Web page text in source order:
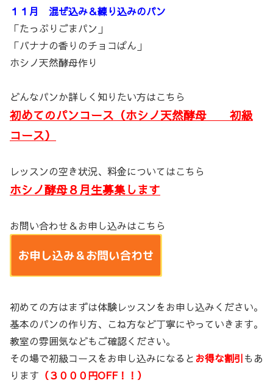
１１月 混ぜ込み＆練り込みのパン
「たっぷりごまパン」
「バナナの香りのチョコぱん」
ホシノ天然酵母作り
どんなパンか詳しく知りたい方はこちら
初めてのパンコース（ホシノ天然酵母 初級
コース）
レッスンの空き状況、料金についてはこちら
ホシノ酵母８月生募集します
お問い合わせ＆お申し込みはこちら
初めての方はまずは体験レッスンをお申し込みください。
基本のパンの作り方、こね方など丁寧にやっていきます。
教室の雰囲気などもご確認ください。
その場で初級コースをお申し込みになると お得な割引もあ
ります （３０００円OFF！！）